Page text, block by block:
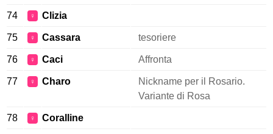
74 ♀ Clizia
75 ♀ Cassara tesoriere
76 ♀ Caci Affronta
77 ♀ Charo
Nickname per il Rosario.
Variante di Rosa
78 ♀ Coralline